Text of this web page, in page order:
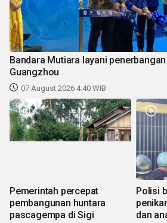
Bandara Mutiara layani
Guangzhou
07 August 2026 4:40 WIB
Pemerintah percepat
pembangunan huntara
pascagempa di Sigi
Polisi
dan